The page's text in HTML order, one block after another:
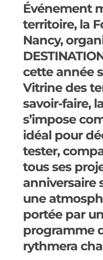
Événement
territoire, la
Nancy,
cette année
Vitrine des
savoir-faire,
s’impose
idéal pour
tester,
tous ses
anniversaire
une
portée par
programme
rythmera